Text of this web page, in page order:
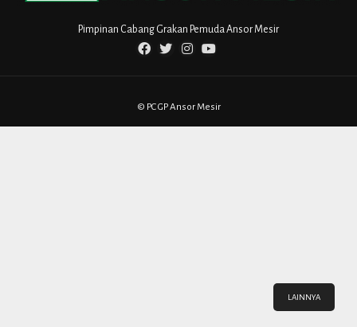
LAINNYA
Pimpinan Cabang Grakan Pemuda Ansor Mesir
© PC GP Ansor Mesir